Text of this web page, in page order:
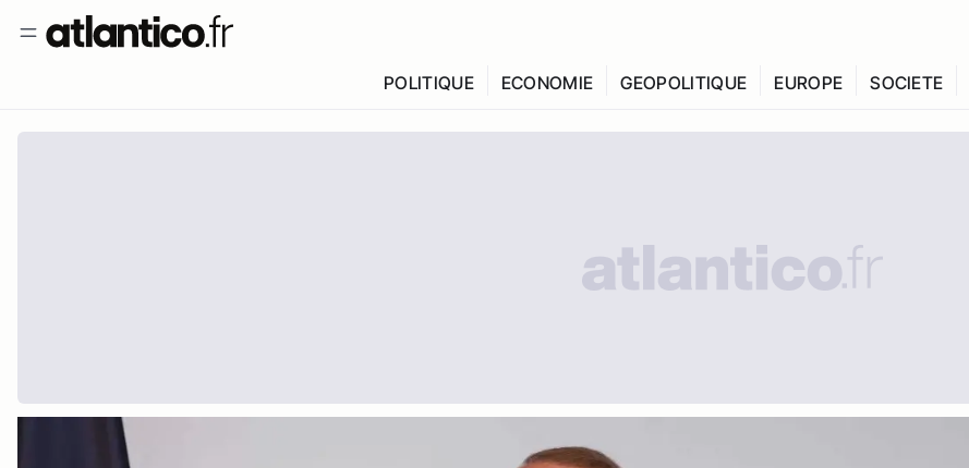
POLITIQUE ECONOMIE GEOPOLITIQUE EUROPE SOCIETE